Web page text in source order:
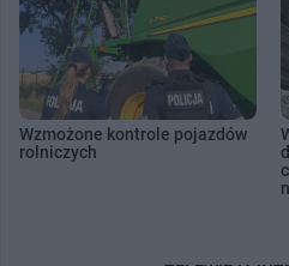
Wzmożone kontrole pojazdów
rolniczych